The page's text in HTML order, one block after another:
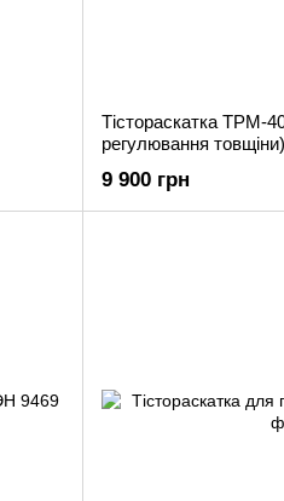
Тістораскатка ТРМ-
регулювання товщіни)
9 900 грн